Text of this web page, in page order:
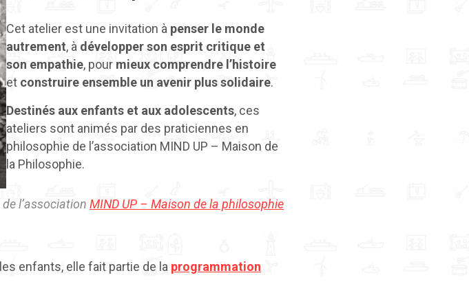
Cet atelier est une invitation à penser le monde
autrement, à développer son esprit critique et
son empathie, pour mieux comprendre l’histoire
et construire ensemble un avenir plus solidaire.
Destinés aux enfants et aux adolescents, ces
ateliers sont animés par des praticiennes en
philosophie de l’association MIND UP – Maison de
la Philosophie.
l’association MIND UP – Maison de la philosophie
enfants, elle fait partie de la programmation